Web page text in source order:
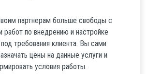
партнерам больше свободы с
работ по внедрению и настройке
требования клиента. Вы сами
цены на данные услуги и
условия работы.